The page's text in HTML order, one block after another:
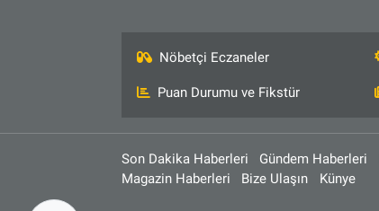
Nöbetçi Eczaneler
Puan Durumu ve Fikstür
Son Dakika Haberleri Gündem Haberleri
Magazin Haberleri
Bize Ulaşın Künye